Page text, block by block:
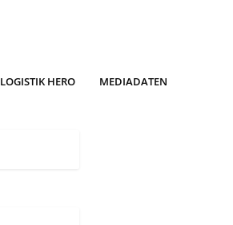
LOGISTIK HERO MEDIADATEN